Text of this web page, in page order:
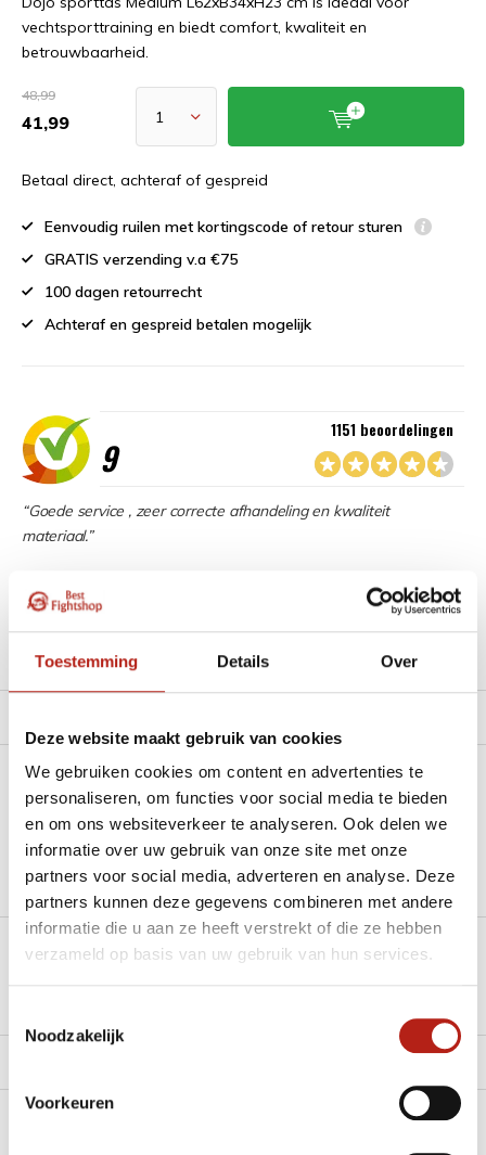
Toestemming Details Over
Deze website maakt gebruik van cookies
We gebruiken cookies om content en advertenties te
personaliseren, om functies voor social media te bieden
en om ons websiteverkeer te analyseren. Ook delen we
informatie over uw gebruik van onze site met onze
partners voor social media, adverteren en analyse. Deze
partners kunnen deze gegevens combineren met andere
informatie die u aan ze heeft verstrekt of die ze hebben
verzameld op basis van uw gebruik van hun services.
Noodzakelijk
Voorkeuren
vechtsporttraining en biedt comfort, kwaliteit en
betrouwbaarheid.
48,99
41,99
Betaal direct, achteraf of gespreid
Eenvoudig ruilen met kortingscode of retour sturen
GRATIS verzending v.a €75
100 dagen retourrecht
Achteraf en gespreid betalen mogelijk
9
1151 beoordelingen
“Goede service , zeer correcte afhandeling en kwaliteit
materiaal.”
Productomschrijving
Heb je een vraag over dit product?
Stel je vraag in de Chat voor een snel antwoord 24/7
Stel je vraag
Groot aantal nodig?
Klik hier om een offerte aan te vragen